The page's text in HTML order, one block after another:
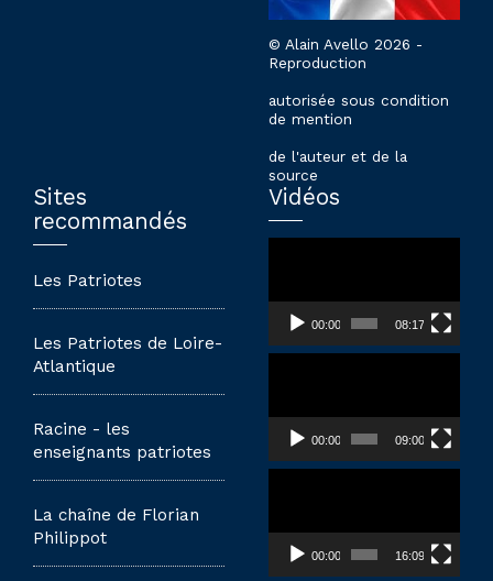
© Alain Avello 2026 -
Reproduction
autorisée sous condition
de mention
de l'auteur et de la
source
Sites
recommandés
Les Patriotes
Les Patriotes de Loire-
Atlantique
Racine - les
enseignants patriotes
La chaîne de Florian
Philippot
Vidéos
00:00 08:17
00:00 09:00
00:00 16:09